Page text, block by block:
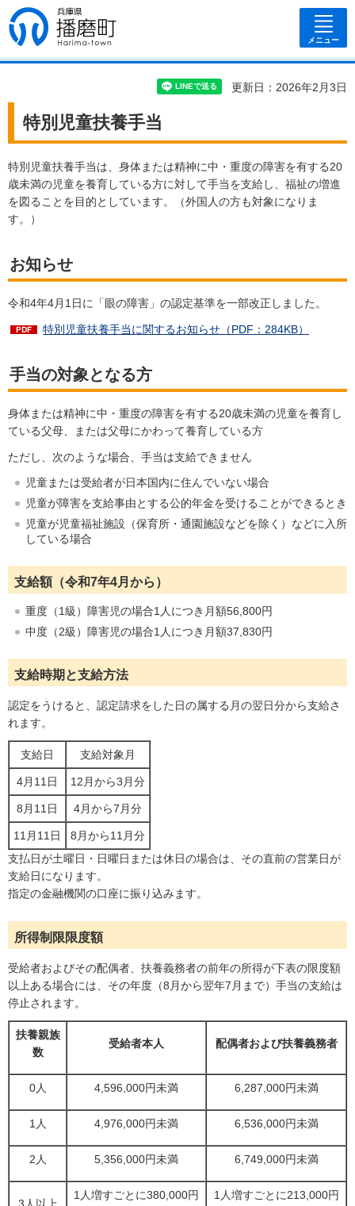
兵庫県 播磨
町
メニュー
更新日：2026年2月3日
特別児童扶養手当
特別児童扶養手当は、身体または精神に中・重度の障害を有する20
歳未満の児童を養育している方に対して手当を支給し、福祉の増進
を図ることを目的としています。（外国人の方も対象になりま
す。）
お知らせ
令和4年4月1日に「眼の障害」の認定基準を一部改正しました。
特別児童扶養手当に関するお知らせ（PDF：284KB）
手当の対象となる方
身体または精神に中・重度の障害を有する20歳未満の児童を養育し
ている父母、または父母にかわって養育している方
ただし、次のような場合、手当は支給できません
児童または受給者が日本国内に住んでいない場合
児童が障害を支給事由とする公的年金を受けることができるとき
児童が児童福祉施設（保育所・通園施設などを除く）などに入所
している場合
支給額（令和7年4月から）
重度（1級）障害児の場合1人につき月額56,800円
中度（2級）障害児の場合1人につき月額37,830円
支給時期と支給方法
認定をうけると、認定請求をした日の属する月の翌日分から支給さ
れます。
支給日 支給対象月
4月11日 12月から3月分
8月11日 4月から7月分
11月11日
8月から11月分
支払日が土曜日・日曜日または休日の場合は、その直前の営業日が
支給日になります。
指定の金融機関の口座に振り込みます。
所得制限限度額
受給者およびその配偶者、扶養義務者の前年の所得が下表の限度額
以上ある場合には、その年度（8月から翌年7月まで）手当の支給は
停止されます。
扶養親族
数
受給者本人 配偶者および扶養義務者
0人 4,596,000円未満 6,287,000円未満
1人 4,976,000円未満 6,536,000円未満
2人 5,356,000円未満 6,749,000円未満
1人増すごとに380,000円
1人増すごとに213,000円